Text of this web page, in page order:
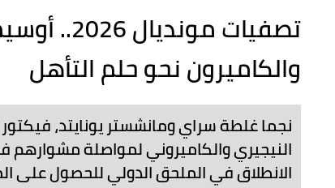
تصفيات
والكاميرون نحو حلم التأهل
نجما غلطة سراي ومانشستر يونايتد، فيكتور
الانطلاق في الملحق الدولي للحصول على